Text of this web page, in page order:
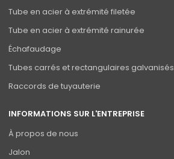
Tube en acier à extrémité filetée
Tube en acier à extrémité rainurée
Échafaudage
Tubes carrés et rectangulaires galvanisés
Raccords de tuyauterie
INFORMATIONS SUR L'ENTREPRISE
À propos de nous
Jalon